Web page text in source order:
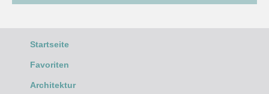
Startseite
Favoriten
Architektur